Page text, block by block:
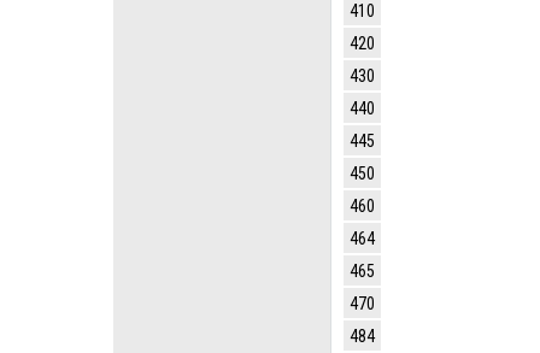
410
420
430
440
445
450
460
464
465
470
484